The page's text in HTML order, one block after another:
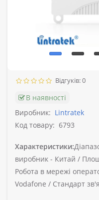
Відгуків: 0
В наявності
Виробник: Lintratek
Код товару: 6793
Характеристики:
виробник - Китай /
Робота в мережі
Vodafone / Стандарт